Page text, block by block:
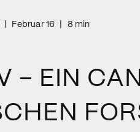
Februar 16 8 min
– EIN